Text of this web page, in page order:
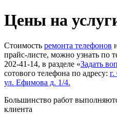
Цены на
Стоимость ремонта телефонов
прайс-листе, можно узнать по
202-41-14, в разделе «Задать
сотового телефона по адресу:
ул. Ефимова д. 1/4.
Большинство работ
клиента